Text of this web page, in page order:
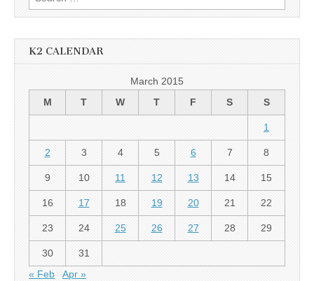
for:
K2 CALENDAR
March 2015
M
T W T F S S
1
2 3 4 5 6 7 8
9 10 11 12 13 14 15
16 17 18 19 20 21 22
23 24 25 26 27 28 29
30
31
« Feb
Apr »